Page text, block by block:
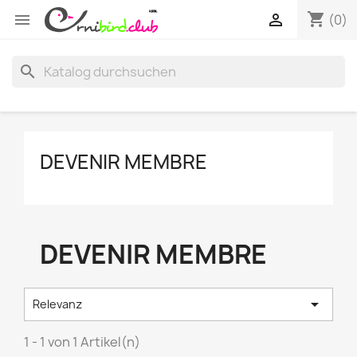
 shopping_cart (0)

search
DEVENIR MEMBRE
DEVENIR MEMBRE
Relevanz 
1 - 1 von 1 Artikel(n)